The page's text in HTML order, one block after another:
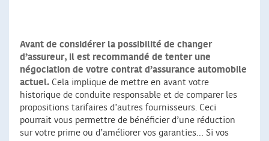
Avant de considérer la possibilité de changer
d’assureur, il est recommandé de tenter une
négociation de votre contrat d’assurance automobile
actuel. Cela implique de mettre en avant votre
historique de conduite responsable et de comparer les
propositions tarifaires d’autres fournisseurs. Ceci
pourrait vous permettre de bénéficier d’une réduction
sur votre prime ou d’améliorer vos garanties… Si vos